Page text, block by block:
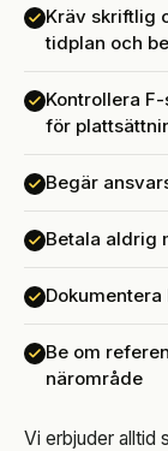
Kräv skriftlig
tidplan och
Kontrollera
för
Begär
Betala aldrig
Be om
närområde
Vi erbjuder alltid